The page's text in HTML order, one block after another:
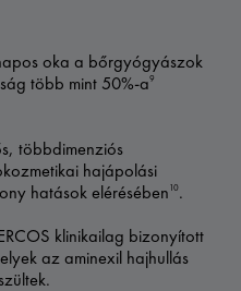
oka a bőrgyógyászok
több mint 50%-a9
többdimenziós
hajápolási
hatások elérésében 10.
klinikailag bizonyított
az aminexil hajhullás